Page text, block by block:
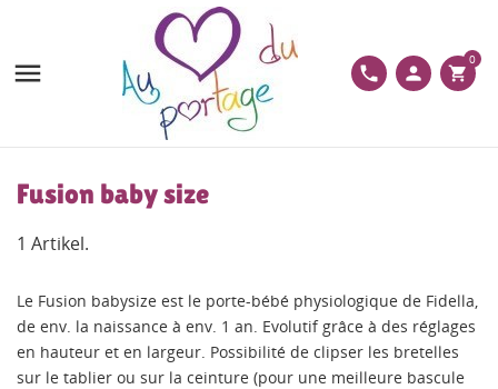
 phone person shopping_cart
0
Fusion baby size
1 Artikel.
Le Fusion babysize est le porte-bébé physiologique de Fidella,
de env. la naissance à env. 1 an. Evolutif grâce à des réglages
en hauteur et en largeur. Possibilité de clipser les bretelles
sur le tablier ou sur la ceinture (pour une meilleure bascule